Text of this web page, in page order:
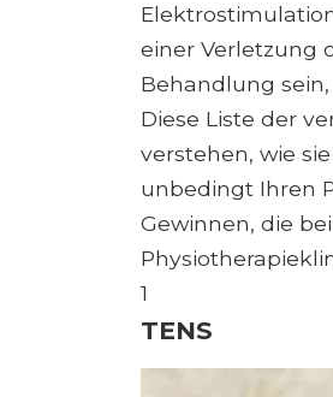
einer Verletzung
Behandlung
Diese Liste der
verstehen, wie
unbedingt Ihren
Gewinnen, die
1
TENS